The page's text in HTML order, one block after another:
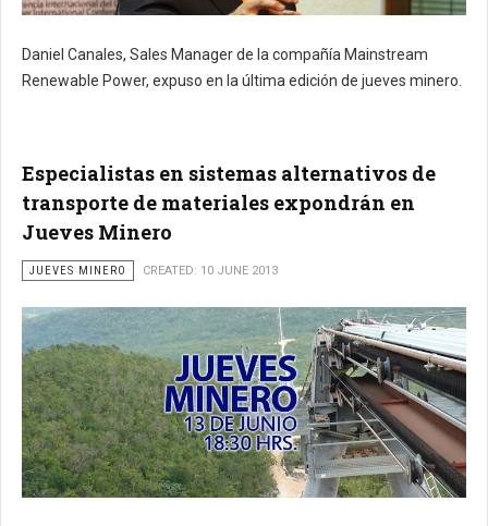
Daniel Canales, Sales Manager de la compañía Mainstream
Renewable Power, expuso en la última edición de jueves minero.
Especialistas en sistemas alternativos de
transporte de materiales expondrán en
Jueves Minero
JUEVES MINERO CREATED: 10 JUNE 2013